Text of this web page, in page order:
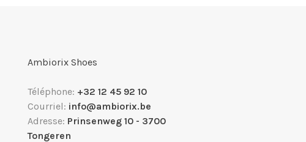
Ambiorix Shoes
Téléphone: +32 12 45 92 10
Courriel: info@ambiorix.be
Adresse: Prinsenweg 10 - 3700
Tongeren